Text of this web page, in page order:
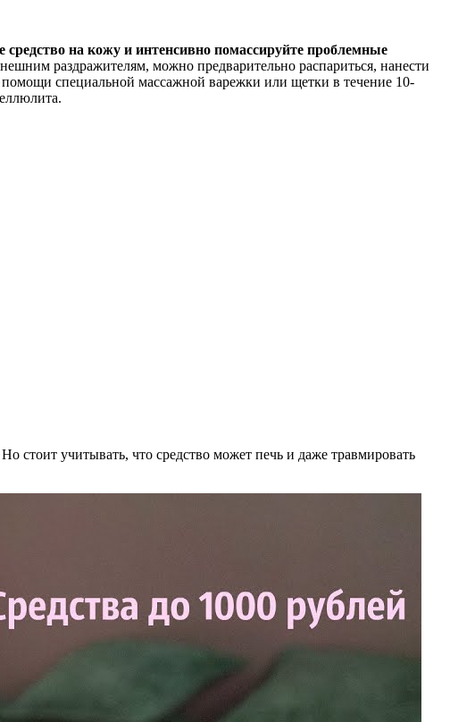
средство на кожу и интенсивно помассируйте проблемные
раздражителям, можно предварительно распариться, нанести
специальной массажной варежки или щетки в течение 10-
стоит учитывать, что средство может печь и даже травмировать